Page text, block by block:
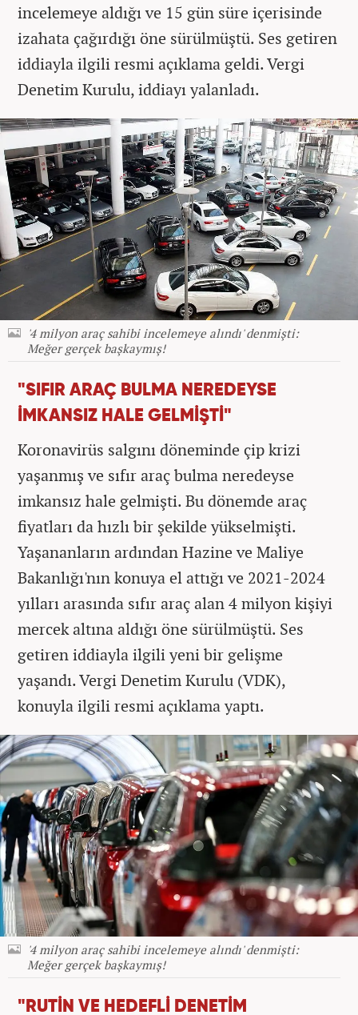
incelemeye aldığı ve 15 gün süre içerisinde
izahata çağırdığı öne sürülmüştü. Ses getiren
iddiayla ilgili resmi açıklama geldi. Vergi
Denetim Kurulu, iddiayı yalanladı.
'4 milyon araç sahibi incelemeye alındı' denmişti:
Meğer gerçek başkaymış!
"SIFIR ARAÇ BULMA NEREDEYSE
İMKANSIZ HALE GELMİŞTİ"
Koronavirüs salgını döneminde çip krizi
yaşanmış ve sıfır araç bulma neredeyse
imkansız hale gelmişti. Bu dönemde araç
fiyatları da hızlı bir şekilde yükselmişti.
Yaşananların ardından Hazine ve Maliye
Bakanlığı'nın konuya el attığı ve 2021-2024
yılları arasında sıfır araç alan 4 milyon kişiyi
mercek altına aldığı öne sürülmüştü. Ses
getiren iddiayla ilgili yeni bir gelişme
yaşandı. Vergi Denetim Kurulu (VDK),
konuyla ilgili resmi açıklama yaptı.
'4 milyon araç sahibi incelemeye alındı' denmişti:
Meğer gerçek başkaymış!
"RUTİN VE HEDEFLİ DENETİM